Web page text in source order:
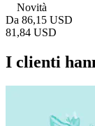
Novità
Da 86,15 USD
81,84 USD
I clienti